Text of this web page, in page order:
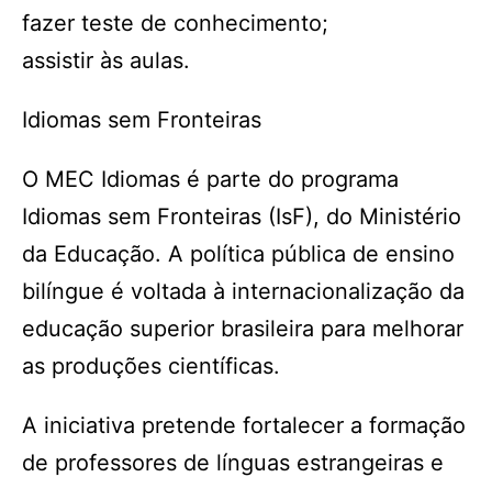
fazer teste de conhecimento;
assistir às aulas.
Idiomas sem Fronteiras
O MEC Idiomas é parte do programa
Idiomas sem Fronteiras (IsF), do Ministério
da Educação. A política pública de ensino
bilíngue é voltada à internacionalização da
educação superior brasileira para melhorar
as produções científicas.
A iniciativa pretende fortalecer a formação
de professores de línguas estrangeiras e